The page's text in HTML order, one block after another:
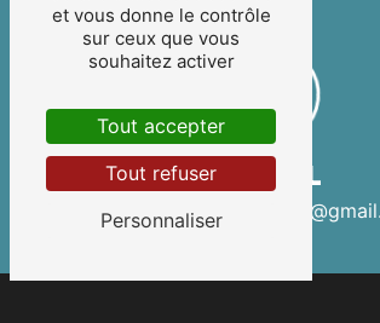
E-MAIL
et vous donne le contrôle
sur ceux que vous
souhaitez activer
Tout accepter
Tout refuser
Personnaliser